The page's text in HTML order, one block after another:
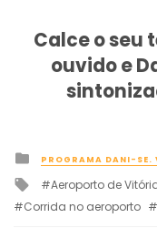
Calce o seu
ouvido e
Posted
in
PROGRAMA DANI-SE.
Tagged
with
Aeroporto de
Corrida no aeroporto